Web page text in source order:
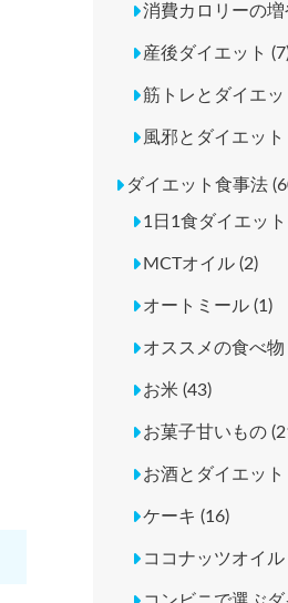
消費カロリーの増
産後ダイエット
筋トレとダイエッ
風邪とダイエット
ダイエット食事法
1日1食ダイエット
MCTオイル (2)
オートミール (1)
オススメの食べ物
お米 (43)
お菓子甘いもの
お酒とダイエット
ケーキ (16)
ココナッツオイル